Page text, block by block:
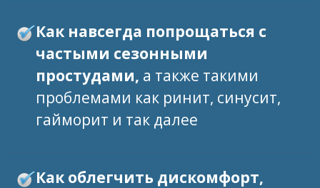
Как навсегда попрощаться с
частыми сезонными
простудами, а также такими
проблемами как ринит, синусит,
гайморит и так далее
Как облегчить дискомфорт,